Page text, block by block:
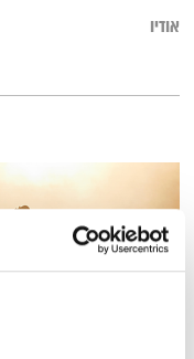
אודיו